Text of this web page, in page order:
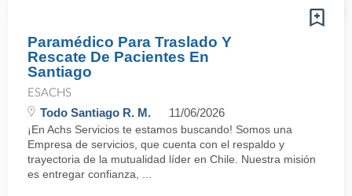
Paramédico Para Traslado Y
Rescate De Pacientes En
Santiago
ESACHS
Todo Santiago R. M. 11/06/2026
¡En Achs Servicios te estamos buscando! Somos una
Empresa de servicios, que cuenta con el respaldo y
trayectoria de la mutualidad líder en Chile. Nuestra misión
es entregar confianza, ...